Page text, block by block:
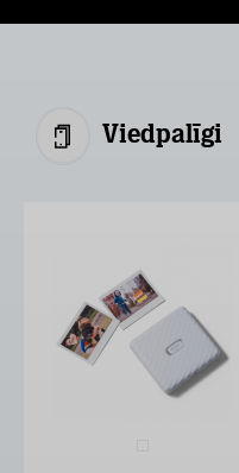
Viedpalīgi